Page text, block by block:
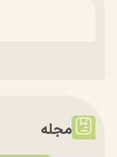
مجله